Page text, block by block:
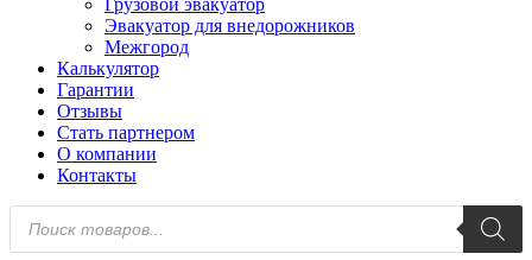
Грузовой эвакуатор
Эвакуатор для внедорожников
Межгород
Калькулятор
Гарантии
Отзывы
Стать партнером
О компании
Контакты
Поиск
товаров